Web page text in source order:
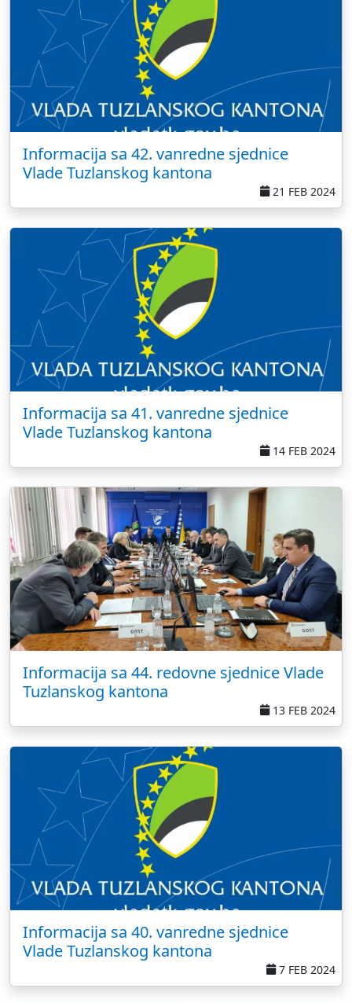
Informacija sa 42. vanredne sjednice
Vlade Tuzlanskog kantona
21 FEB 2024
Informacija sa 41. vanredne sjednice
Vlade Tuzlanskog kantona
14 FEB 2024
Informacija sa 44. redovne sjednice Vlade
Tuzlanskog kantona
13 FEB 2024
Informacija sa 40. vanredne sjednice
Vlade Tuzlanskog kantona
7 FEB 2024